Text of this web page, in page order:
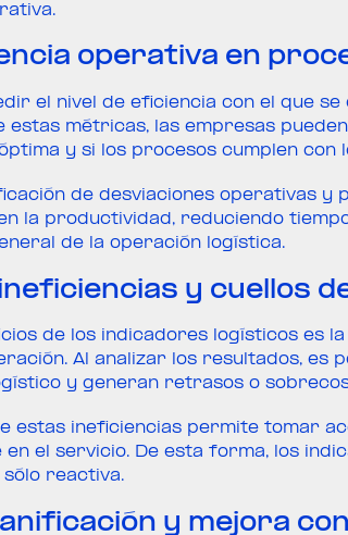
operativa en
el nivel de eficiencia con el que
estas métricas, las empresas
y si los procesos cumplen con
de desviaciones operativas y
la productividad, reduciendo
de la operación logística.
y cuellos
de los indicadores logísticos es
Al analizar los resultados, es
y generan retrasos o
estas ineficiencias permite tomar
el servicio. De esta forma, los
reactiva.
y mejora